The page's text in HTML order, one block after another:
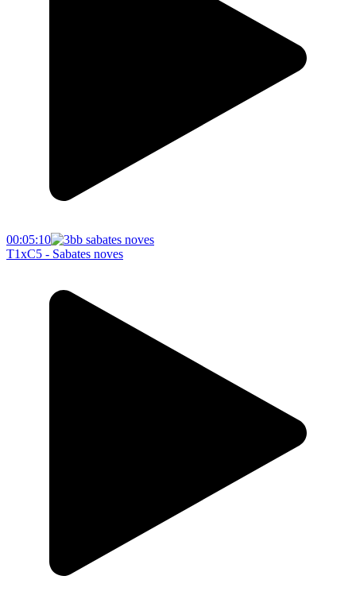
00:05:10
T1xC5 - Sabates noves